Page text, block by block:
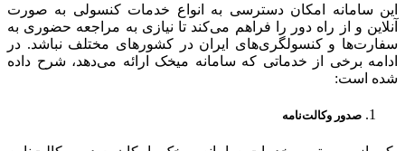
این سامانه امکان دسترسی به انواع خدمات کنسولی به صورت
آنلاین و از راه دور را فراهم می‌کند تا نیازی به مراجعه حضوری به
سفارت‌ها و کنسولگری‌های ایران در کشورهای مختلف نباشد. در
ادامه برخی از خدماتی که سامانه میخک ارائه می‌دهد، شرح داده
شده است:
صدور وکالت‌نامه